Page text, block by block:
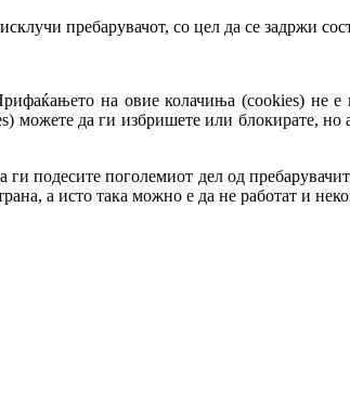
пребарувачот, со цел да се задржи
на овие колачиња (cookies) не е
да ги избришете или блокирате, но
подесите поголемиот дел од
а исто така можно е да не работат и